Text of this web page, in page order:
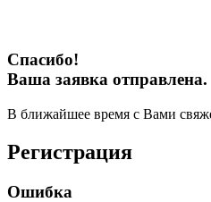
Спасибо!
Ваша заявка отправлена.
В ближайшее время с Вами
Регистрация
Ошибка